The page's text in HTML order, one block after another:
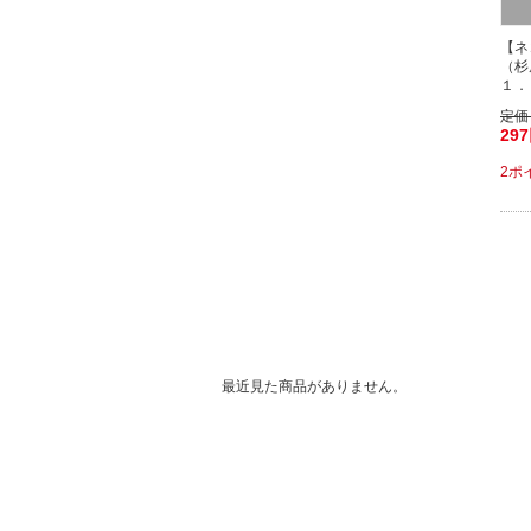
【
（
１
定
297
2ポ
最近見た商品がありません。